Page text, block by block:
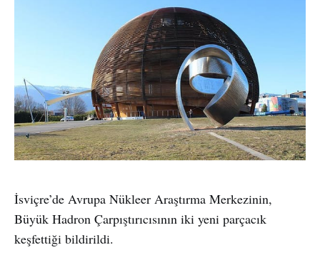
İsviçre’de Avrupa Nükleer Araştırma Merkezinin,
Büyük Hadron Çarpıştırıcısının iki yeni parçacık
keşfettiği bildirildi.